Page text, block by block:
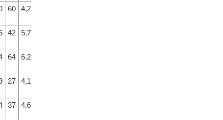
60 4,2
42 5,7
64 6,2
27 4,1
37 4,6